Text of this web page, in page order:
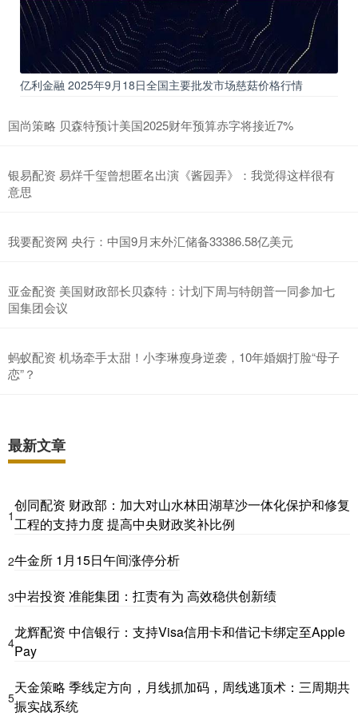
亿利金融 2025年9月18日全国主要批发市场慈菇价格行情
国尚策略 贝森特预计美国2025财年预算赤字将接近7%
银易配资 易烊千玺曾想匿名出演《酱园弄》：我觉得这样很有
意思
我要配资网 央行：中国9月末外汇储备33386.58亿美元
亚金配资 美国财政部长贝森特：计划下周与特朗普一同参加七
国集团会议
蚂蚁配资 机场牵手太甜！小李琳瘦身逆袭，10年婚姻打脸“母子
恋”？
最新文章
1
创同配资 财政部：加大对山水林田湖草沙一体化保护和修复
工程的支持力度 提高中央财政奖补比例
2牛金所 1月15日午间涨停分析
3中岩投资 准能集团：扛责有为 高效稳供创新绩
4
龙辉配资 中信银行：支持Visa信用卡和借记卡绑定至Apple
Pay
5
天金策略 季线定方向，月线抓加码，周线逃顶术：三周期共
振实战系统